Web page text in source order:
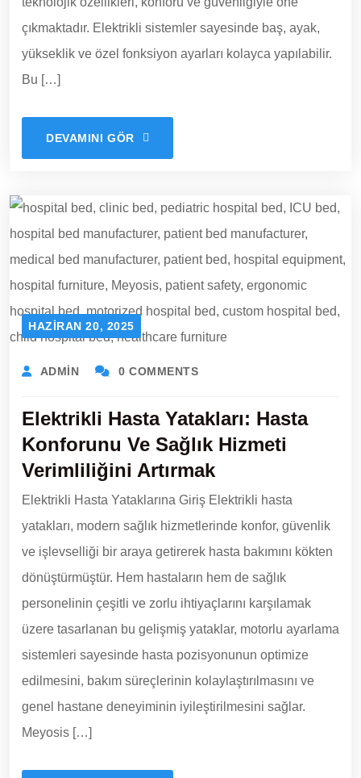
çıkmaktadır. Elektrikli sistemler sayesinde baş, ayak,
yükseklik ve özel fonksiyon ayarları kolayca yapılabilir.
Bu […]
DEVAMINI GÖR
HAZIRAN 20, 2025
ADMIN 0 COMMENTS
Elektrikli Hasta Yatakları: Hasta
Konforunu Ve Sağlık Hizmeti
Verimliliğini Artırmak
Elektrikli Hasta Yataklarına Giriş Elektrikli hasta
yatakları, modern sağlık hizmetlerinde konfor, güvenlik
ve işlevselliği bir araya getirerek hasta bakımını kökten
dönüştürmüştür. Hem hastaların hem de sağlık
personelinin çeşitli ve zorlu ihtiyaçlarını karşılamak
üzere tasarlanan bu gelişmiş yataklar, motorlu ayarlama
sistemleri sayesinde hasta pozisyonunun optimize
edilmesini, bakım süreçlerinin kolaylaştırılmasını ve
genel hastane deneyiminin iyileştirilmesini sağlar.
Meyosis […]